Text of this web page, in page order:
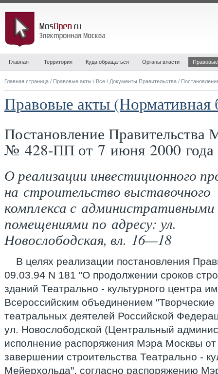
Главная Территория Куда обращаться Органы власти
Главная страница / Правовые акты / Все / Документы Правительства /
Правовые акты (Нормативная
Постановление Правительства
№ 428-ПП от 7 июня 2000 года
О реализации инвестиционного
на строительство выставочного
комплекса с административными
помещениями по адресу: ул.
Новослободская, вл. 16—18
В целях реализации постановления
09.03.94 N 181 "О продолжении сроков
зданий Театрально - культурного центра
Всероссийским объединением
театральных деятелей Российской
ул. Новослободской (Центральный
исполнение распоряжения Мэра Москвы
завершении строительства Театрально -
Мейерхольда", согласно распоряжению